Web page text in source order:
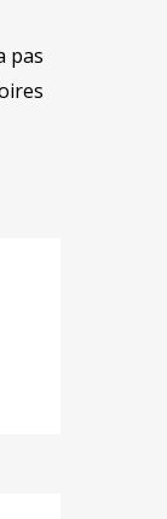
pas